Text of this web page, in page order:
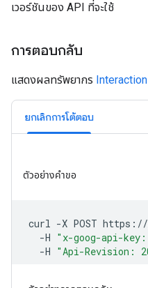
เวอร์ชันของ API ที่จะใช้
การตอบกลับ
แสดงผลทรัพยากร Interaction
ยกเลิกการโต้ตอบ